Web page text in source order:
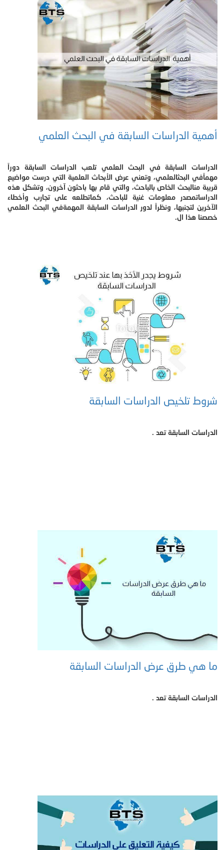
أهمية الدراسات السابقة في البحث العلمي
الدراسات السابقة في البحث العلمي تلعب الدراسات السابقة دوراً
مهماًفي البحثالعلمي، وتعني عرض الأبحاث العلمية التي درست مواضيع
قريبة منالبحث الخاص بالباحث، والتي قام بها باحثون آخرون، وتشكل هذه
الدراساتمصدر معلومات غنية للباحث، كماتطلعه على تجارب وأخطاء
الآخرين لتجنبها، ونظراً لدور الدراسات السابقة المهمةفي البحث العلمي
خصصنا هذا ال.
شروط تلخيص الدراسات السابقة
الدراسات السابقة تعد .
ما هي طرق عرض الدراسات السابقة
الدراسات السابقة تعد .